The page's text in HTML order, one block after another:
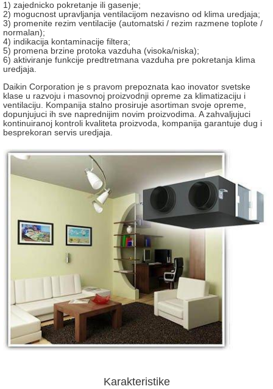
1) zajednicko pokretanje ili gasenje;
2) mogucnost upravljanja ventilacijom nezavisno od klima uredjaja;
3) promenite rezim ventilacije (automatski / rezim razmene toplote /
normalan);
4) indikacija kontaminacije filtera;
5) promena brzine protoka vazduha (visoka/niska);
6) aktiviranje funkcije predtretmana vazduha pre pokretanja klima
uredjaja.
Daikin Corporation je s pravom prepoznata kao inovator svetske
klase u razvoju i masovnoj proizvodnji opreme za klimatizaciju i
ventilaciju. Kompanija stalno prosiruje asortiman svoje opreme,
dopunjujuci ih sve naprednijim novim proizvodima. A zahvaljujuci
kontinuiranoj kontroli kvaliteta proizvoda, kompanija garantuje dug i
besprekoran servis uredjaja.
Karakteristike